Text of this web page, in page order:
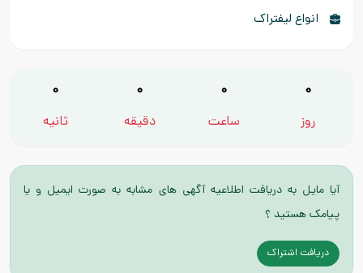
انواع لیفتراک
0
روز
0
ساعت
0
دقیقه
0
ثانیه
آیا مایل به دریافت اطلاعیه آگهی های مشابه به صورت ایمیل و یا
پیامک هستید ؟
دریافت اشتراک